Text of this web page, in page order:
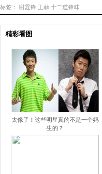
标签： 谢霆锋 王菲 十二道锋味
精彩看图
太像了！这些明星真的不是一个妈
生的？